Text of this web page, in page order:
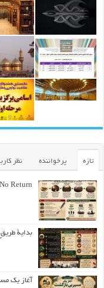
تازه پرخواننده نظر
Return
بداية طريقٍ
آغاز یک